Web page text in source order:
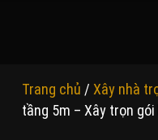
Trang chủ / Xây nhà
tầng 5m – Xây trọn